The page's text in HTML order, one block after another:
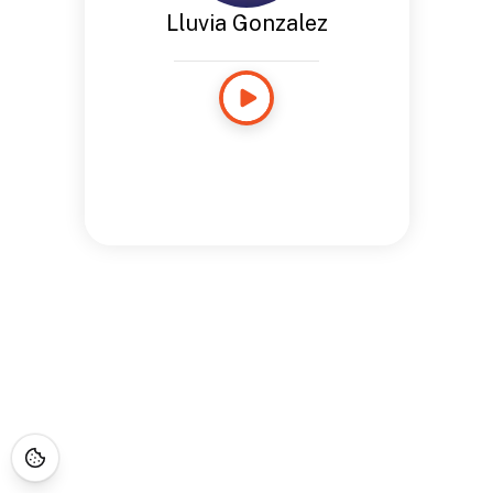
Lluvia Gonzalez